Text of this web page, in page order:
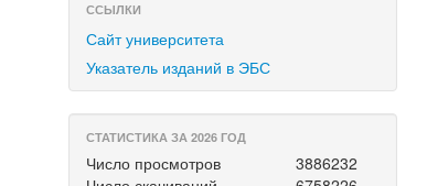
ССЫЛКИ
Сайт университета
Указатель изданий в ЭБС
СТАТИСТИКА ЗА 2026 ГОД
Число просмотров
3886232